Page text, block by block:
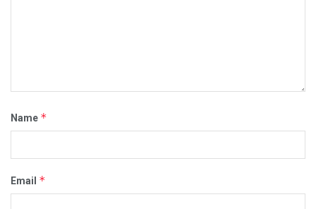
Name *
Email *